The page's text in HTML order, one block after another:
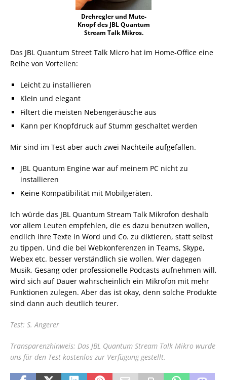
Drehregler und Mute-
Knopf des JBL Quantum
Stream Talk Mikros.
Das JBL Quantum Street Talk Micro hat im Home-Office eine
Reihe von Vorteilen:
Leicht zu installieren
Klein und elegant
Filtert die meisten Nebengeräusche aus
Kann per Knopfdruck auf Stumm geschaltet werden
Mir sind im Test aber auch zwei Nachteile aufgefallen.
JBL Quantum Engine war auf meinem PC nicht zu
installieren
Keine Kompatibilität mit Mobilgeräten.
Ich würde das JBL Quantum Stream Talk Mikrofon deshalb
vor allem Leuten empfehlen, die es dazu benutzen wollen,
endlich ihre Texte in Word und Co. zu diktieren, statt selbst
zu tippen. Und die bei Webkonferenzen in Teams, Skype,
Webex etc. besser verständlich sie wollen. Wer dagegen
Musik, Gesang oder professionelle Podcasts aufnehmen will,
wird sich auf Dauer wahrscheinlich ein Mikrofon mit mehr
Funktionen zulegen. Aber das ist okay, denn solche Produkte
sind dann auch deutlich teurer.
Test: S. Angerer
Transparenzhinweis: Das JBL Quantum Stream Talk Mikro wurde
uns für den Test kostenlos zur Verfügung gestellt.